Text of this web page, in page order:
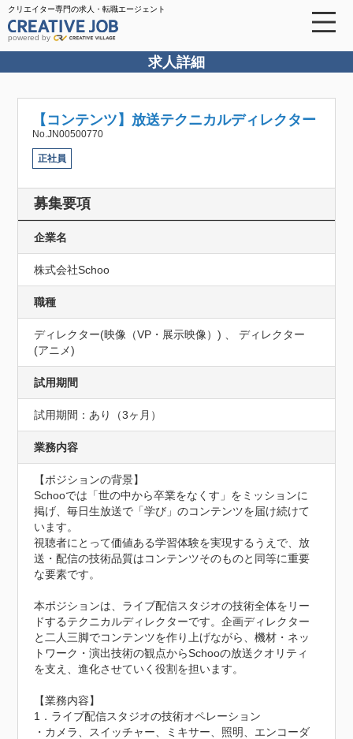
クリエイター専門の求人・転職エージェント
powered by
求人詳細
【コンテンツ】放送テクニカルディレクター
No.JN00500770
正社員
募集要項
企業名
株式会社Schoo
職種
ディレクター(映像（VP・展示映像）) 、 ディレクター
(アニメ)
試用期間
試用期間：あり（3ヶ月）
業務内容
【ポジションの背景】
Schooでは「世の中から卒業をなくす」をミッションに
掲げ、毎日生放送で「学び」のコンテンツを届け続けて
います。
視聴者にとって価値ある学習体験を実現するうえで、放
送・配信の技術品質はコンテンツそのものと同等に重要
な要素です。
本ポジションは、ライブ配信スタジオの技術全体をリー
ドするテクニカルディレクターです。企画ディレクター
と二人三脚でコンテンツを作り上げながら、機材・ネッ
トワーク・演出技術の観点からSchooの放送クオリティ
を支え、進化させていく役割を担います。
【業務内容】
1．ライブ配信スタジオの技術オペレーション
・カメラ、スイッチャー、ミキサー、照明、エンコーダ